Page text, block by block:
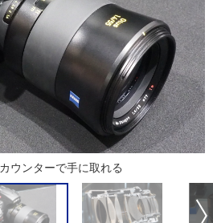
ウンターで手に取れる